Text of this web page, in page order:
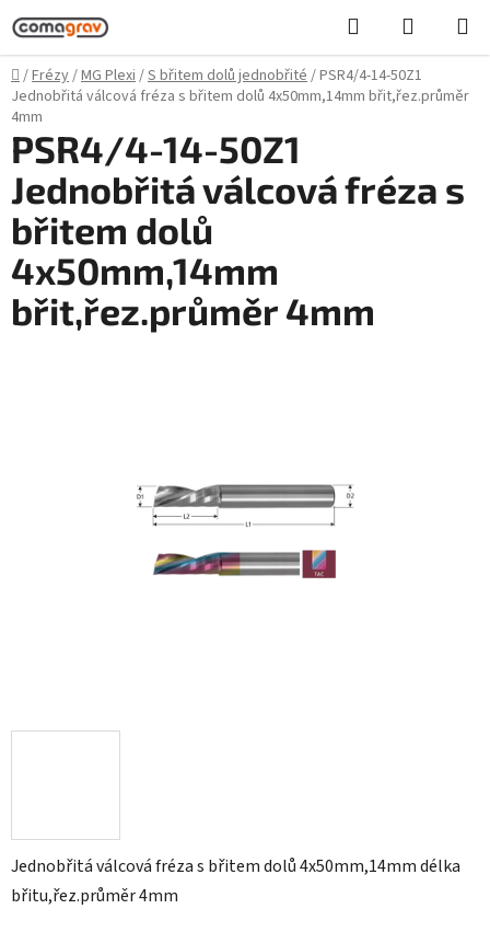
Přejít
na
obsah
Hledat
KOŠÍK
Domů
/Frézy/MG Plexi/S břitem dolů jednobřité/PSR4/4-14-50Z1
Jednobřitá válcová fréza s břitem dolů 4x50mm,14mm břit,řez.průměr
4mm
Jednobřitá válcová fréza s břitem dolů 4x50mm,14mm délka
břitu,řez.průměr 4mm
PSR4/4-14-50Z1
Jednobřitá válcová fréza s
břitem dolů
4x50mm,14mm
břit,řez.průměr 4mm